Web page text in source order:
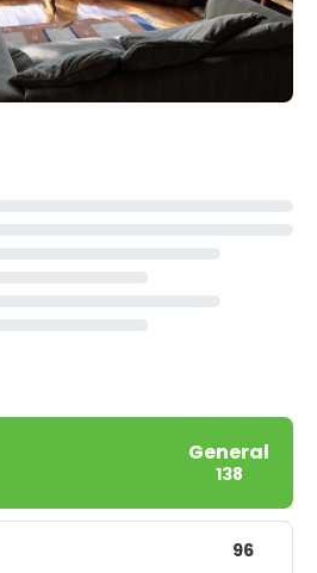
General
138
96